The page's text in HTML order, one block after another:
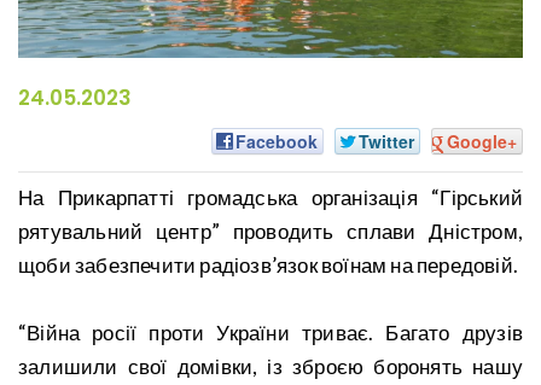
24.05.2023
Facebook Twitter Google+
На Прикарпатті громадська організація “Гірський
рятувальний центр” проводить сплави Дністром,
щоби забезпечити радіозв’язок воїнам на передовій.
“Війна росії проти України триває. Багато друзів
залишили свої домівки, із зброєю боронять нашу